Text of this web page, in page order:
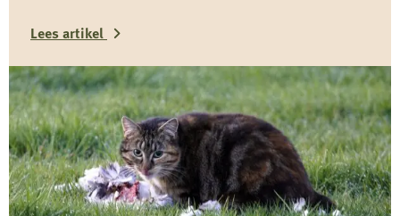
Lees artikel
Lees
meer
over
Reactie
Koninklijke
Nederlandse